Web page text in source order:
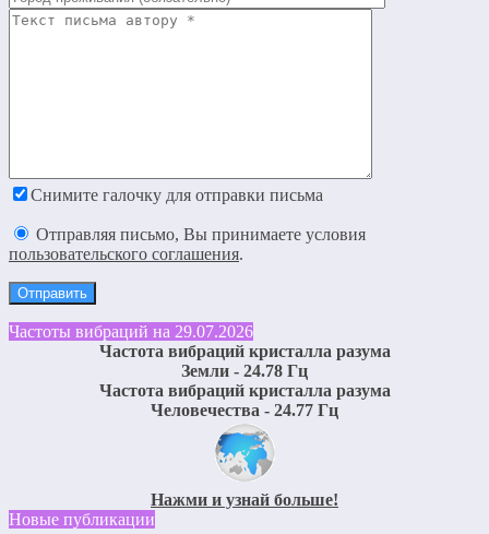
Снимите галочку для отправки письма
Отправляя письмо, Вы принимаете условия
пользовательского соглашения.
Частоты вибраций на 29.07.2026
Частота вибраций кристалла разума
Земли - 24.78 Гц
Частота вибраций кристалла разума
Человечества - 24.77 Гц
Нажми и узнай больше!
Новые публикации